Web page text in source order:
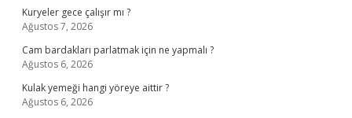
Kuryeler gece çalışır mı ?
Ağustos 7, 2026
Cam bardakları parlatmak için ne yapmalı ?
Ağustos 6, 2026
Kulak yemeği hangi yöreye aittir ?
Ağustos 6, 2026